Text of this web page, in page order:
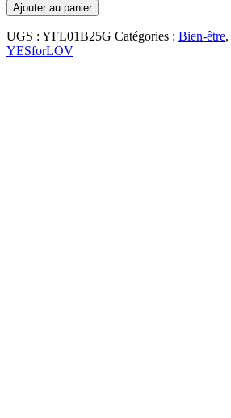
Ajouter au panier
UGS : YFL01B25G Catégories : Bien-être,
YESforLOV